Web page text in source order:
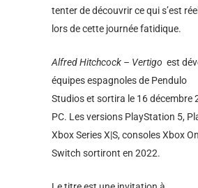
tenter de découvrir ce qui s’est
lors de cette journée fatidique.
Alfred Hitchcock – Vertigo est
équipes espagnoles de Pendulo
Studios et sortira le 16 décembre
PC. Les versions PlayStation 5,
Xbox Series X|S, consoles Xbox
Switch sortiront en 2022.